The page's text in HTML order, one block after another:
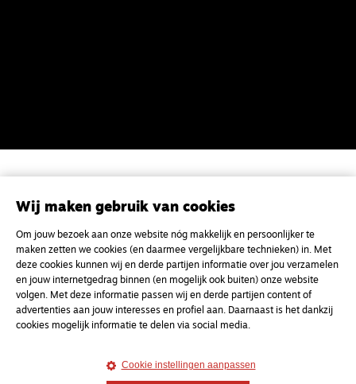
Onderweg is een platform voor ontmoeting, vorming
en gesprek voor christenen onderweg, in het bijzonder
voor de Nederlandse Gereformeerde Kerken.
MagazineOnderweg
Kvk-nummer 33277063
NL46 INGB 0117 5827 86
info@onderwegonline.nl
Wij maken gebruik van cookies
Om jouw bezoek aan onze website nóg makkelijk en persoonlijker te
maken zetten we cookies (en daarmee vergelijkbare technieken) in. Met
deze cookies kunnen wij en derde partijen informatie over jou verzamelen
en jouw internetgedrag binnen (en mogelijk ook buiten) onze website
volgen. Met deze informatie passen wij en derde partijen content of
advertenties aan jouw interesses en profiel aan. Daarnaast is het dankzij
cookies mogelijk informatie te delen via social media.
Cookie instellingen aanpassen